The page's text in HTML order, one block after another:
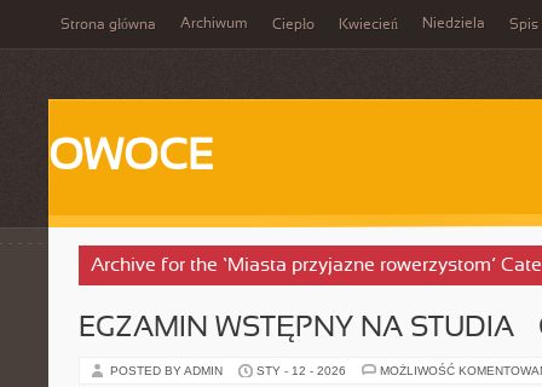
Strona główna Archiwum Ciepło Kwiecień Niedziela Spis
OWOCE
Archive for the ‘Miasta przyjazne rowerzystom’
EGZAMIN WSTĘPNY NA STUDIA –
POSTED BY ADMIN STY - 12 - 2026 MOŻLIWOŚĆ